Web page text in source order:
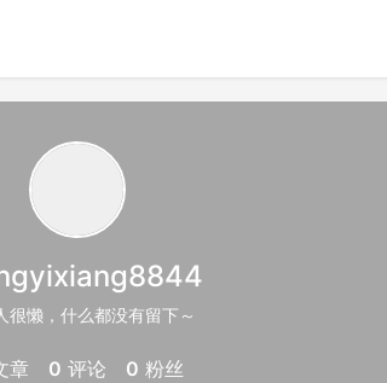
很懒，什么都没有留下～
章 0 评论 0 粉丝